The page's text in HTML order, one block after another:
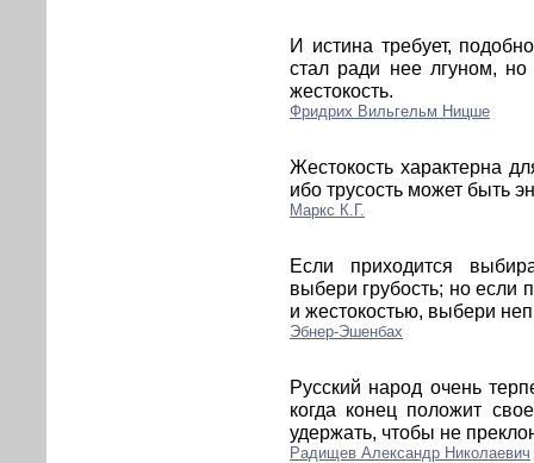
И истина требует,
стал ради нее лгуном,
жестокость.
Фридрих Вильгельм Ницше
Жестокость характерна
ибо трусость может быть
Маркс К.Г.
Если приходится
выбери грубость; но если
и жестокостью, выбери
Эбнер-Эшенбах
Русский народ очень
когда конец положит
удержать, чтобы не
Радищев Александр Николаевич